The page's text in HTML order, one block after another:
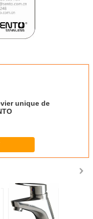
unique de